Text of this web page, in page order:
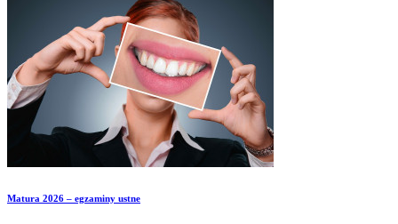
Matura 2026 – egzaminy ustne